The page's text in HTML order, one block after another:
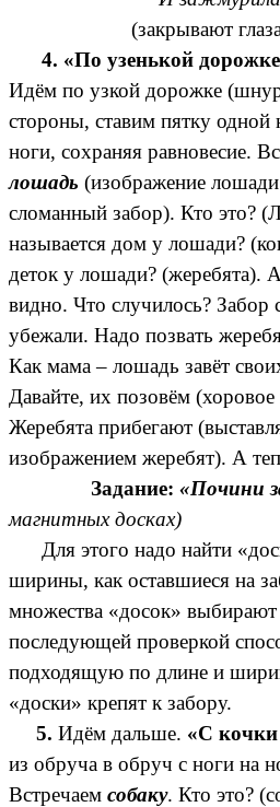
(закрывают
4. «По узенькой
Идём по узкой дорожке
стороны, ставим пятку одной
ноги, сохраняя равновесие.
лошадь (изображение
сломанный забор). Кто это?
называется дом у лошади?
деток у лошади? (жеребята).
видно. Что случилось? Забор
убежали. Надо позвать
Как мама – лошадь завёт
Давайте, их позовём
Жеребята прибегают
изображением жеребят). А
Задание: «Почини
магнитных досках)
Для этого надо найти
ширины, как оставшиеся на
множества «досок» выбирают
последующей проверкой
подходящую по длине и
«доски» крепят к забору.
5. Идём дальше. «С
из обруча в обруч с ноги на
Встречаем собаку. Кто это?